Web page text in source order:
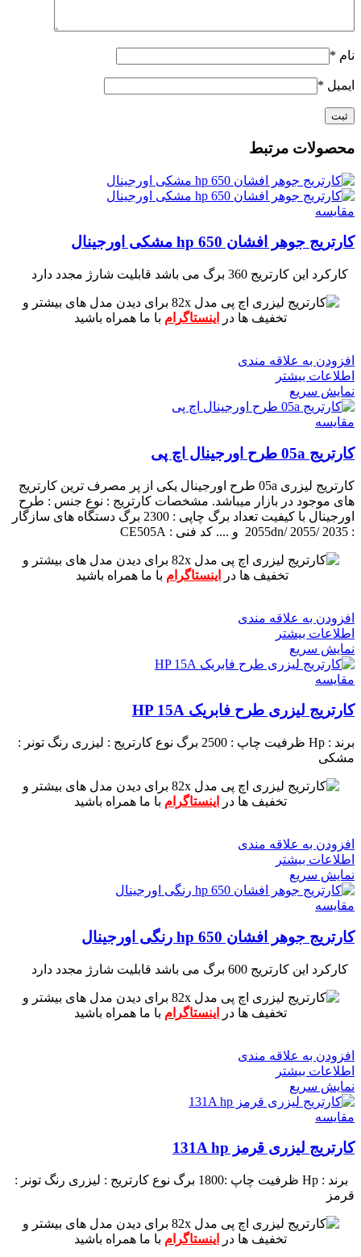
نام *
ایمیل *
محصولات مرتبط
مقايسه
کارتریج جوهر افشان hp 650 مشکی اورجینال
کارکرد این کارتریج 360 برگ می باشد قابلیت شارژ مجدد دارد
برای دیدن مدل های بیشتر و
تخفیف ها در
اینستاگرام با ما همراه باشید
افزودن به علاقه مندی
اطلاعات بیشتر
نمایش سریع
مقايسه
کارتریج 05a طرح اورجینال اچ پی
کارتریج لیزری 05a طرح اورجینال یکی از پر مصرف ترین کارتریج
های موجود در بازار میباشد. مشخصات کارتریج : نوع جنس : طرح
اورجینال با کیفیت تعداد برگ چاپی : 2300 برگ
دستگاه های سازگار
: 2055dn/ 2055/ 2035 و ....
کد فنی : CE505A
برای دیدن مدل های بیشتر و
تخفیف ها در
اینستاگرام با ما همراه باشید
افزودن به علاقه مندی
اطلاعات بیشتر
نمایش سریع
مقايسه
کارتریج لیزری طرح فابریک HP 15A
برند : Hp ظرفیت چاپ : 2500 برگ نوع کارتریج : لیزری رنگ تونر :
مشکی
برای دیدن مدل های بیشتر و
تخفیف ها در
اینستاگرام با ما همراه باشید
افزودن به علاقه مندی
اطلاعات بیشتر
نمایش سریع
مقايسه
کارتریج جوهر افشان hp 650 رنگی اورجینال
کارکرد این کارتریج 600 برگ می باشد قابلیت شارژ مجدد دارد
برای دیدن مدل های بیشتر و
تخفیف ها در
اینستاگرام با ما همراه باشید
افزودن به علاقه مندی
اطلاعات بیشتر
نمایش سریع
مقايسه
کارتریج لیزری قرمز 131A hp
برند : Hp ظرفیت چاپ :1800 برگ نوع کارتریج : لیزری رنگ تونر :
قرمز
برای دیدن مدل های بیشتر و
تخفیف ها در
اینستاگرام با ما همراه باشید